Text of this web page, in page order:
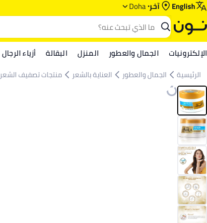
English آخر Doha
الإلكترونيات الجمال والعطور المنزل البقالة أزياء الرجال
الرئيسية الجمال والعطور العناية بالشعر منتجات تصفيف الشعر